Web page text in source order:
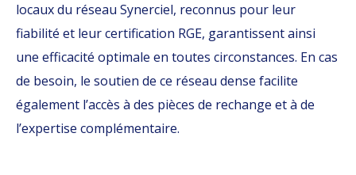
locaux du réseau Synerciel, reconnus pour leur
fiabilité et leur certification RGE, garantissent ainsi
une efficacité optimale en toutes circonstances. En cas
de besoin, le soutien de ce réseau dense facilite
également l’accès à des pièces de rechange et à de
l’expertise complémentaire.